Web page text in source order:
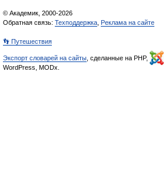
© Академик, 2000-2026
Обратная связь: Техподдержка Реклама на сайте
👣 Путешествия
Экспорт словарей на сайты , сделанные на PHP,
WordPress, MODx.